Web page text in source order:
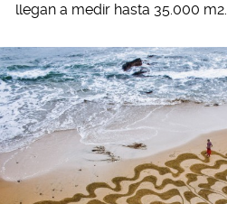
llegan a medir hasta 35.000 m2.